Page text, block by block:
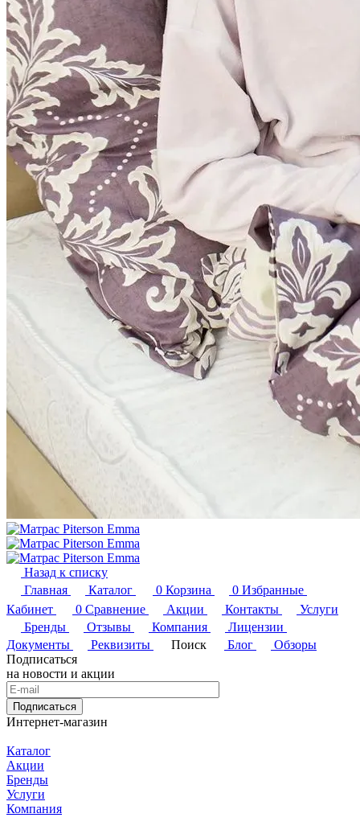
Назад к списку
Главная
Каталог 0 Корзина 0 Избранные
Кабинет
0 Сравнение Акции Контакты
Услуги
Бренды
Отзывы Компания
Лицензии
Документы
Реквизиты Поиск Блог
Обзоры
Подписаться
на новости и акции
Подписаться
Интернет-магазин
Каталог
Акции
Бренды
Услуги
Компания